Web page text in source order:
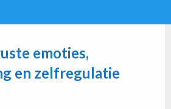
emoties,
en zelfregulatie